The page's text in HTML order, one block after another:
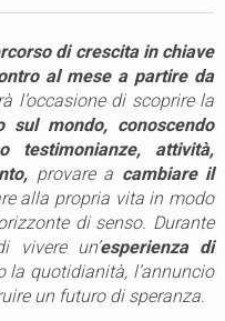
di crescita in chiave
al mese a partire da
l’occasione di scoprire la
sul mondo, conoscendo
testimonianze, attività,
provare a cambiare il
alla propria vita in modo
di senso. Durante
vivere un’esperienza di
quotidianità, l’annuncio
un futuro di speranza.